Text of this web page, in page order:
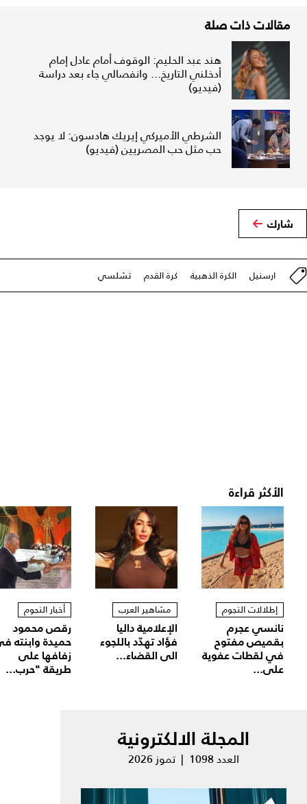
مقالات ذات صلة
هند عبد الحليم: الوقوف أمام عادل إمام
أدخلني التاريخ... وانفصالي جاء بعد دراسة
(فيديو)
الشرطي الأميركي إيريك هادسون: لا يوجد
حب مثل حب المصريين (فيديو)
شارك
ارسنيل الكرة الذهبية كرة القدم تشلسي
الأكثر قراءة
إطلالات النجوم
نانسي عجرم
بقميص مفتوح
في لقطات عفوية
على...
مشاهير العرب
الإعلامية داليا
فؤاد تهدّد باللجوء
الى القضاء...
أخبار النجوم
رقص محمود
حميدة وابنته
زفافها على
طريقة "حرب...
المجلة الالكترونية
العدد 1098 | تموز 2026